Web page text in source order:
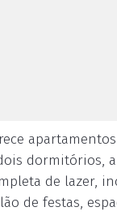
dormitórios,
de lazer,
de festas,